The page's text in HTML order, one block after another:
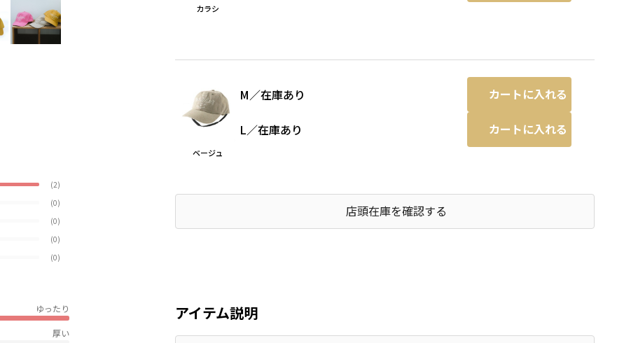
(2)
(0)
(0)
(0)
(0)
ゆったり
厚い
カラシ
ベージュ
M／在庫あり カートに入れる
L／在庫あり カートに入れる
店頭在庫を確認する
アイテム説明